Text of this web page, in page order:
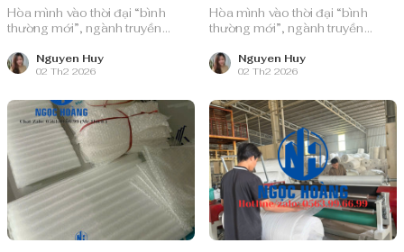
Hòa mình vào thời đại “bình
thường mới”, ngành truyền
nguồn lực dồi dào và chiến lược
bài bản, sẵn sàng ghi danh trên
Nguyen Huy
02 Th2 2026
Hòa mình vào thời đại “bình
thường mới”, ngành truyền
nguồn lực dồi dào và chiến lược
bài bản, sẵn sàng ghi danh trên
Nguyen Huy
02 Th2 2026